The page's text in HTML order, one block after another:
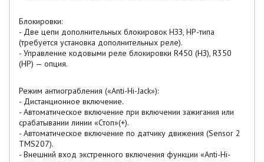
Блокировки:
- Две цепи дополнительных блокировок НЗЗ, НР-типа
(требуется установка дополнительных реле).
- Управление кодовыми реле блокировки R450 (НЗ), R350
(НР) — опция.
Режим антиограбления («Anti-Hi-Jack»):
- Дистанционное включение.
- Автоматическое включение при включении зажигания или
срабатывании линии «Стоп»(+).
- Автоматическое включение по датчику движения (Sensor 2
TMS207).
- Внешний вход экстренного включения функции «Anti-Hi-